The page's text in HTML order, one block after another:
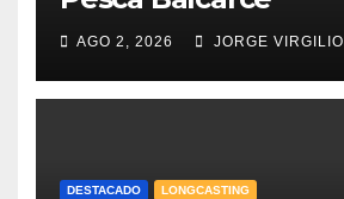
AGO 2, 2026 JORGE VIRGILIO
DESTACADO LONGCASTING